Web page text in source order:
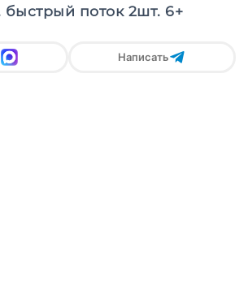
быстрый поток 2шт. 6+
Написать